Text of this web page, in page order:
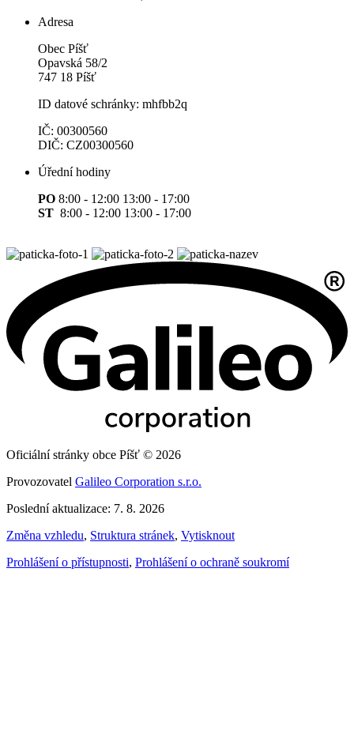
Adresa
Obec Píšť
Opavská 58/2
747 18 Píšť
ID datové schránky: mhfbb2q
IČ: 00300560
DIČ: CZ00300560
Úřední hodiny
PO 8:00 - 12:00 13:00 - 17:00
ST 8:00 - 12:00 13:00 - 17:00
Oficiální stránky obce Píšť © 2026
Provozovatel Galileo Corporation s.r.o.
Poslední aktualizace: 7. 8. 2026
Změna vzhledu, Struktura stránek, Vytisknout
Prohlášení o přístupnosti, Prohlášení o ochraně soukromí